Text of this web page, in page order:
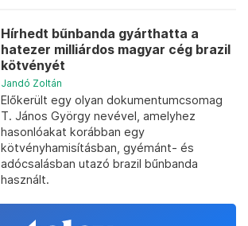
Hírhedt bűnbanda gyárthatta a
hatezer milliárdos magyar cég brazil
kötvényét
Jandó Zoltán
Előkerült egy olyan dokumentumcsomag
T. János György nevével, amelyhez
hasonlóakat korábban egy
kötvényhamisításban, gyémánt- és
adócsalásban utazó brazil bűnbanda
használt.